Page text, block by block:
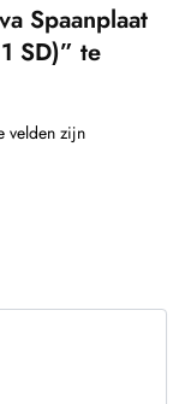
Spaanplaat
SD)” te
velden zijn